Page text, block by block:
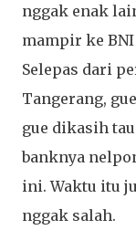
nggak enak
mampir ke
Selepas dari
Tangerang,
gue dikasih
banknya
ini. Waktu itu
nggak salah.